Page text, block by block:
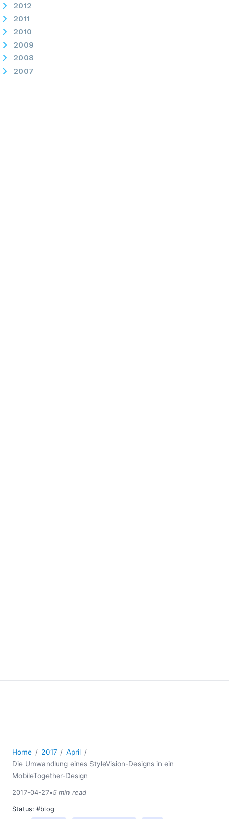
2012
2011
2010
2009
2008
2007
Home 2017
April
Die Umwandlung eines StyleVision-Designs in ein
MobileTogether-Design
2017-04-27•5 min read
Status: #blog